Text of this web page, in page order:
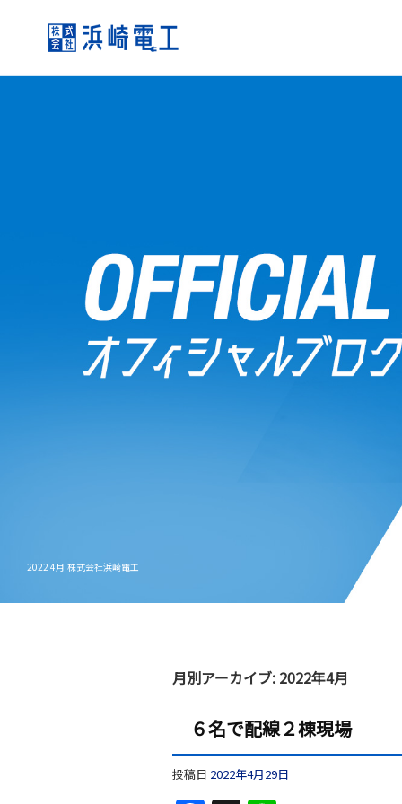
2022 4月|株式会社浜崎電工
月別アーカイブ: 2022年4月
６名で配線２棟現場
投稿日 2022年4月29日